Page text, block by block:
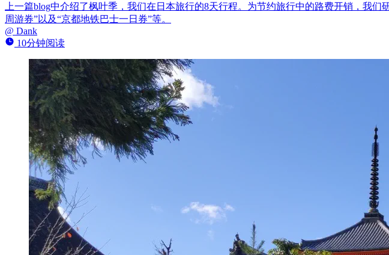
上一篇blog中介绍了枫叶季，我们在日本旅行的8天行程。为节约旅行中的路费开销，我
周游券”以及“京都地铁巴士一日券”等。
@ Dank
10分钟阅读